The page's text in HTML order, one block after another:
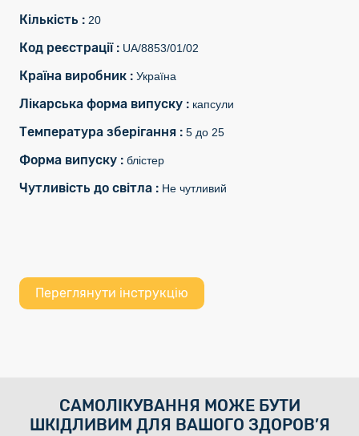
Кількість : 20
Код реєстрації : UA/8853/01/02
Країна виробник : Україна
Лікарська форма випуску : капсули
Температура зберігання : 5 до 25
Форма випуску : блістер
Чутливість до світла : Не чутливий
Переглянути інструкцію
САМОЛІКУВАННЯ МОЖЕ БУТИ
ШКІДЛИВИМ ДЛЯ ВАШОГО ЗДОРОВ’Я